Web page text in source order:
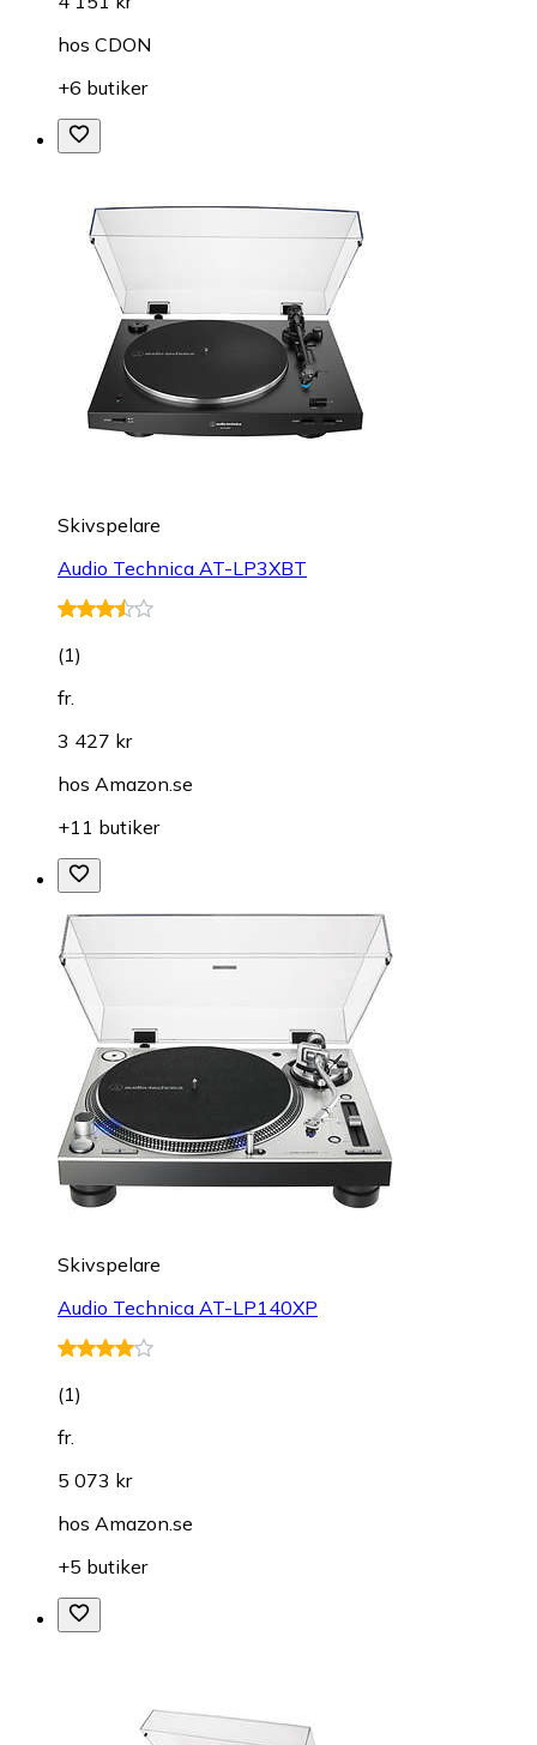
hos CDON
+6 butiker
Skivspelare
Audio Technica AT-LP3XBT
(1)
fr.
3 427 kr
hos Amazon.se
+11 butiker
Skivspelare
Audio Technica AT-LP140XP
(1)
fr.
5 073 kr
hos Amazon.se
+5 butiker